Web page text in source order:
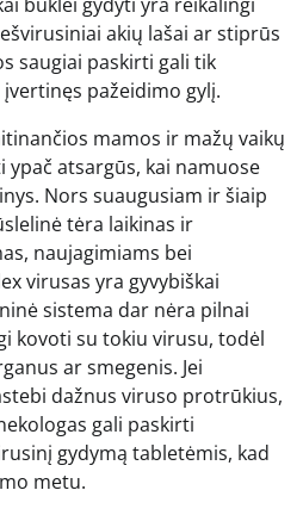
būklei gydyti yra reikalingi
akių lašai ar stiprūs
saugiai paskirti gali tik
pažeidimo gylį.
mamos ir mažų vaikų
atsargūs, kai namuose
Nors suaugusiam ir šiaip
tėra laikinas ir
naujagimiams bei
virusas yra gyvybiškai
sistema dar nėra pilnai
kovoti su tokiu virusu, todėl
ar smegenis. Jei
dažnus viruso protrūkius,
gali paskirti
gydymą tabletėmis, kad
metu.